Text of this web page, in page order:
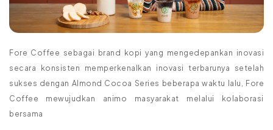
Fore Coffee sebagai brand kopi yang mengedepankan inovasi
secara konsisten memperkenalkan inovasi terbarunya setelah
sukses dengan Almond Cocoa Series beberapa waktu lalu, Fore
Coffee mewujudkan animo masyarakat melalui kolaborasi
bersama